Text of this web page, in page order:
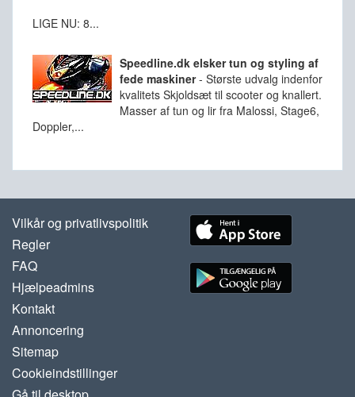
LIGE NU: 8...
Speedline.dk elsker tun og styling af
fede maskiner- Største udvalg indenfor
kvalitets Skjoldsæt til scooter og knallert.
Masser af tun og lir fra Malossi, Stage6,
Doppler,...
Vilkår og privatlivspolitik
Regler
FAQ
Hjælpeadmins
Kontakt
Annoncering
Sitemap
Cookieindstillinger